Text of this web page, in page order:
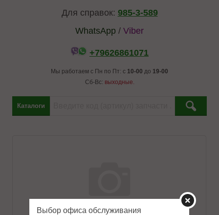
Для справок: 985-3-589
WhatsApp / Viber
+79626861071
Мы работаем с Пн по Пт: с 10-00 до 19-00
Сб-Вс: выходные.
Каталоги
Выбор офиса обслуживания